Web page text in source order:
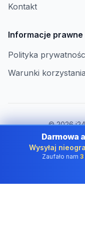
Kontakt
Informacje prawne
Polityka
Warunki korzystania
©2026i24
Zmień kraj:
Darmowa
Wysyłaj
Zaufało nam